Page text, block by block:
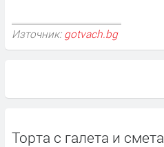
Източник: gotvach.bg
Торта с галета и